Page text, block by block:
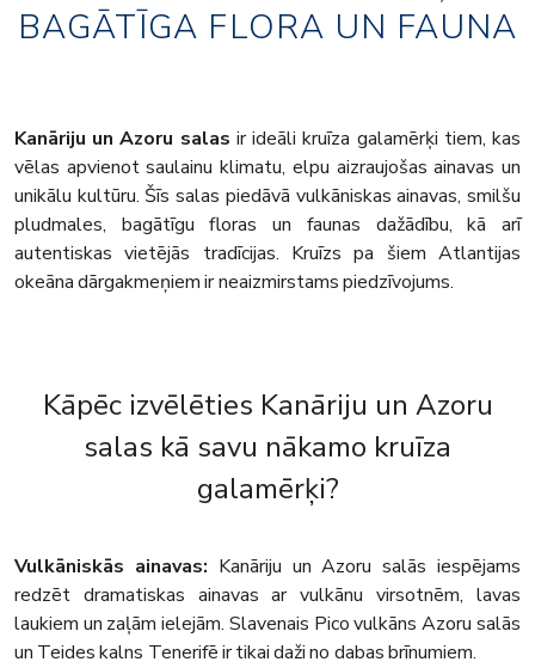
BAGĀTĪGA FLORA UN FAUNA
Kanāriju un Azoru salas ir ideāli kruīza galamērķi tiem, kas
vēlas apvienot saulainu klimatu, elpu aizraujošas ainavas un
unikālu kultūru. Šīs salas piedāvā vulkāniskas ainavas, smilšu
pludmales, bagātīgu floras un faunas dažādību, kā arī
autentiskas vietējās tradīcijas. Kruīzs pa šiem Atlantijas
okeāna dārgakmeņiem ir neaizmirstams piedzīvojums.
Kāpēc izvēlēties Kanāriju un Azoru
salas kā savu nākamo kruīza
galamērķi?
Vulkāniskās ainavas: Kanāriju un Azoru salās iespējams
redzēt dramatiskas ainavas ar vulkānu virsotnēm, lavas
laukiem un zaļām ielejām. Slavenais Pico vulkāns Azoru salās
un Teides kalns Tenerifē ir tikai daži no dabas brīnumiem.